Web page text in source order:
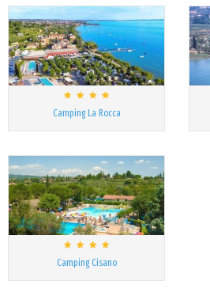
Camping La Rocca
Camping Cisano